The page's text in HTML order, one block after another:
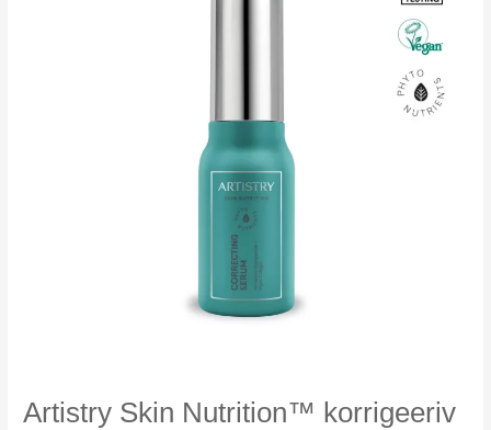
Artistry Skin Nutrition™ korrigeeriv